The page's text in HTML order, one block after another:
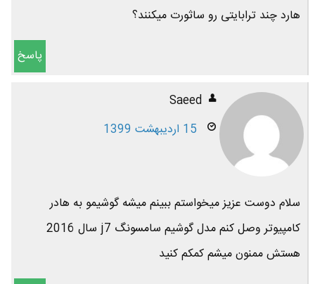
هارد چند ترابایتی رو ساثورت میکنند؟
پاسخ
Saeed
15 اردیبهشت 1399
سلام دوست عزیز میخواستم ببینم میشه گوشیمو به هادر
کامپیوتر وصل کنم مدل گوشیم سامسونگ j7 سال 2016
هستش ممنون میشم کمکم کنید